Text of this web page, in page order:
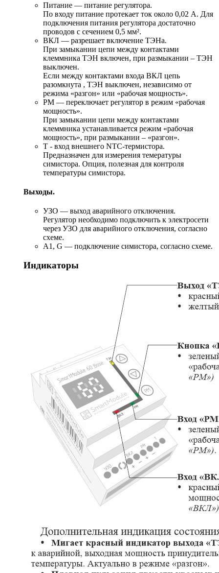
Питание — питание регулятора.
По входу питание протекает ток около 0,02 А. Для
подключения питания регулятора достаточно
проводов с сечением 0,5 мм².
ВКЛ — разрешает включение ТЭНа.
При замыкании цепи между контактами
клеммника ТЭН включен, при размыкании – ТЭН
выключен.
Если между контактами входа ВКЛ цепь
разомкнута , ТЭН выключен, независимо от
режима «разгон» или «рабочая мощность».
РМ — переключает регулятор в режим «рабочая
мощность».
При замыкании цепи между контактами
клеммника устанавливается режим «рабочая
мощность», при размыкании – «разгон».
Т - вход внешнего NTC-термистора.
Предназначен для измерения темературы
симистора. Опция, полезная для контроля
температуры симистора.
Выходы.
УЗО — выход аварийного отключения.
Регулятор необходимо подключить к электросети
через УЗО для аварийного отключения, согласно
схеме.
A1, G — подключение симистора, согласно схеме.
Индикаторы